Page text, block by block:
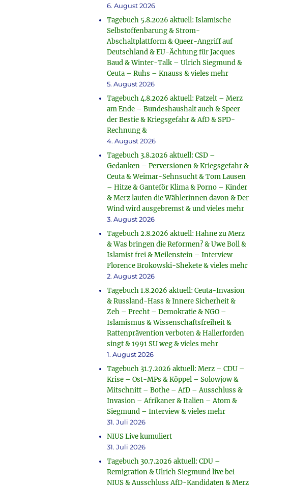
6. August 2026
Tagebuch 5.8.2026 aktuell: Islamische
Selbstoffenbarung & Strom-
Abschaltplattform & Queer-Angriff auf
Deutschland & EU-Ächtung für Jacques
Baud & Winter-Talk – Ulrich Siegmund &
Ceuta – Ruhs – Knauss & vieles mehr
5. August 2026
Tagebuch 4.8.2026 aktuell: Patzelt – Merz
am Ende – Bundeshaushalt auch & Speer
der Bestie & Kriegsgefahr & AfD & SPD-
Rechnung &
4. August 2026
Tagebuch 3.8.2026 aktuell: CSD –
Gedanken – Perversionen & Kriegsgefahr &
Ceuta & Weimar-Sehnsucht & Tom Lausen
– Hitze & Ganteför Klima & Porno – Kinder
& Merz laufen die Wählerinnen davon & Der
Wind wird ausgebremst & und vieles mehr
3. August 2026
Tagebuch 2.8.2026 aktuell: Hahne zu Merz
& Was bringen die Reformen? & Uwe Boll &
Islamist frei & Meilenstein – Interview
Florence Brokowski-Shekete & vieles mehr
2. August 2026
Tagebuch 1.8.2026 aktuell: Ceuta-Invasion
& Russland-Hass & Innere Sicherheit &
Zeh – Precht – Demokratie & NGO –
Islamismus & Wissenschaftsfreiheit &
Rattenprävention verboten & Hallerforden
singt & 1991 SU weg & vieles mehr
1. August 2026
Tagebuch 31.7.2026 aktuell: Merz – CDU –
Krise – Ost-MPs & Köppel – Solowjow &
Mitschnitt – Bothe – AfD – Ausschluss &
Invasion – Afrikaner & Italien – Atom &
Siegmund – Interview & vieles mehr
31. Juli 2026
NIUS Live kumuliert
31. Juli 2026
Tagebuch 30.7.2026 aktuell: CDU –
Remigration & Ulrich Siegmund live bei
NIUS & Ausschluss AfD-Kandidaten & Merz